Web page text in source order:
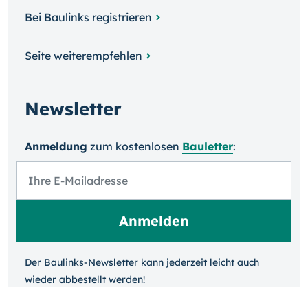
Bei Baulinks registrieren
Seite weiterempfehlen
Newsletter
Anmeldung zum kosten­losen Bauletter:
Der Baulinks-Newsletter kann jeder­zeit leicht auch
wieder ab­bestellt werden!